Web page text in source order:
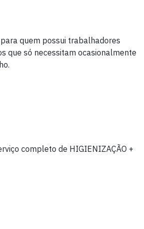
quem possui trabalhadores
que só necessitam ocasionalmente
completo de HIGIENIZAÇÃO +